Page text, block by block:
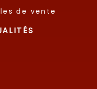
de vente